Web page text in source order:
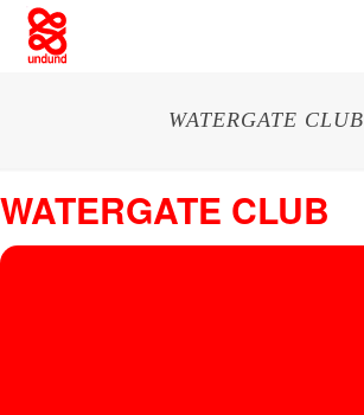
WATERGATE CLUB
WATERGATE CLUB